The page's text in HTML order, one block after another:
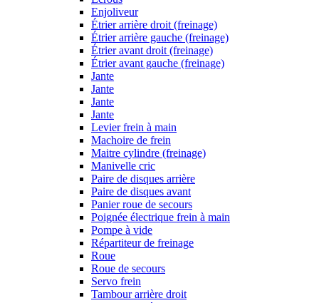
Enjoliveur
Étrier arrière droit (freinage)
Étrier arrière gauche (freinage)
Étrier avant droit (freinage)
Étrier avant gauche (freinage)
Jante
Jante
Jante
Jante
Levier frein à main
Machoire de frein
Maitre cylindre (freinage)
Manivelle cric
Paire de disques arrière
Paire de disques avant
Panier roue de secours
Poignée électrique frein à main
Pompe à vide
Répartiteur de freinage
Roue
Roue de secours
Servo frein
Tambour arrière droit